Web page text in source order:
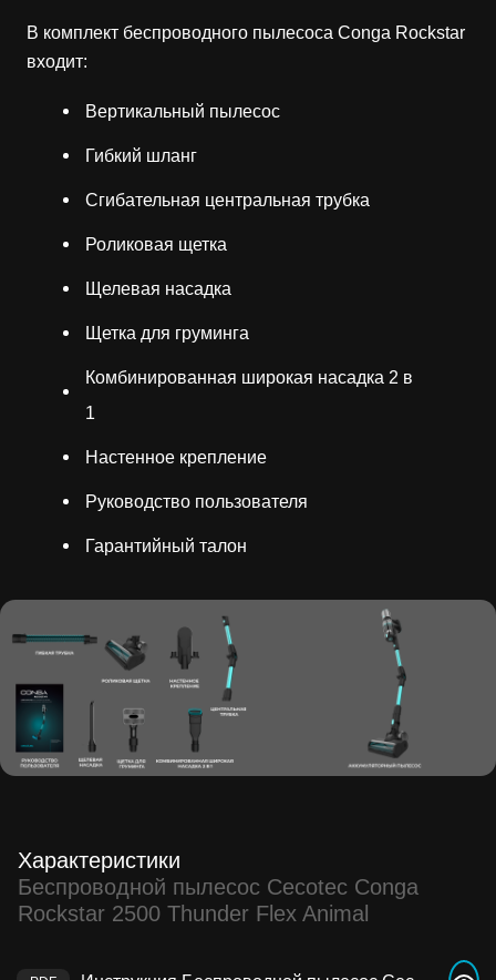
В комплект беспроводного пылесоса Conga Rockstar
входит:
Вертикальный пылесос
Гибкий шланг
Сгибательная центральная трубка
Роликовая щетка
Щелевая насадка
Щетка для груминга
Комбинированная широкая насадка 2 в
1
Настенное крепление
Руководство пользователя
Гарантийный талон
Характеристики
Беспроводной пылесос Cecotec Conga
Rockstar 2500 Thunder Flex Animal